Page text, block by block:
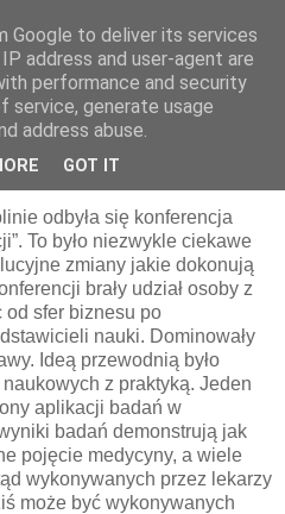
2017
odbyła się konferencja
To było niezwykle ciekawe
zmiany jakie dokonują
brały udział osoby z
od sfer biznesu po
nauki. Dominowały
Ideą przewodnią było
z praktyką. Jeden
aplikacji badań w
badań demonstrują jak
pojęcie medycyny, a wiele
wykonywanych przez lekarzy
może być wykonywanych
Google to deliver its services
address and user-agent are
performance and security
service, generate usage
address abuse.
GOT IT